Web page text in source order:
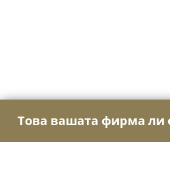
Това вашата фирма ли